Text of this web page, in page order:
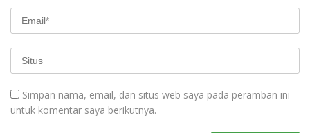
Simpan nama, email, dan situs web saya pada peramban ini
untuk komentar saya berikutnya.